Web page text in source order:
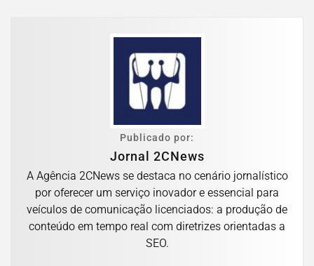
Publicado por:
Jornal 2CNews
A Agência 2CNews se destaca no cenário jornalístico
por oferecer um serviço inovador e essencial para
veículos de comunicação licenciados: a produção de
conteúdo em tempo real com diretrizes orientadas a
SEO.